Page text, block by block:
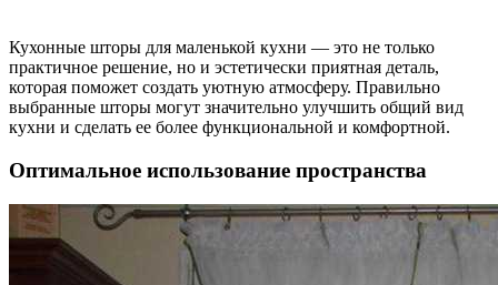
Кухонные шторы для маленькой кухни — это не только
практичное решение, но и эстетически приятная деталь,
которая поможет создать уютную атмосферу. Правильно
выбранные шторы могут значительно улучшить общий вид
кухни и сделать ее более функциональной и комфортной.
Оптимальное использование пространства